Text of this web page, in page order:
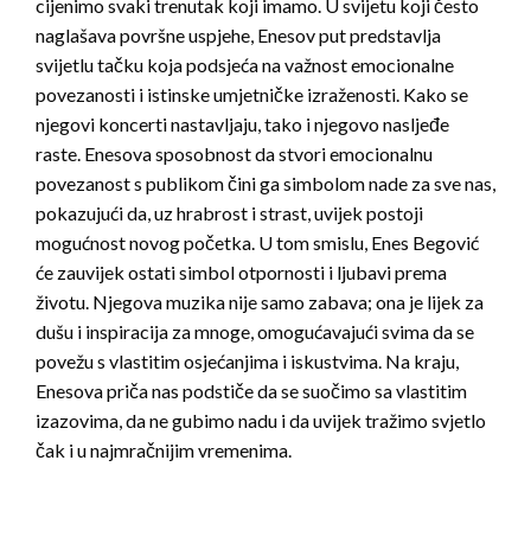
cijenimo svaki trenutak koji imamo. U svijetu koji često
naglašava površne uspjehe, Enesov put predstavlja
svijetlu tačku koja podsjeća na važnost emocionalne
povezanosti i istinske umjetničke izraženosti. Kako se
njegovi koncerti nastavljaju, tako i njegovo nasljeđe
raste. Enesova sposobnost da stvori emocionalnu
povezanost s publikom čini ga simbolom nade za sve nas,
pokazujući da, uz hrabrost i strast, uvijek postoji
mogućnost novog početka. U tom smislu, Enes Begović
će zauvijek ostati simbol otpornosti i ljubavi prema
životu. Njegova muzika nije samo zabava; ona je lijek za
dušu i inspiracija za mnoge, omogućavajući svima da se
povežu s vlastitim osjećanjima i iskustvima. Na kraju,
Enesova priča nas podstiče da se suočimo sa vlastitim
izazovima, da ne gubimo nadu i da uvijek tražimo svjetlo
čak i u najmračnijim vremenima.